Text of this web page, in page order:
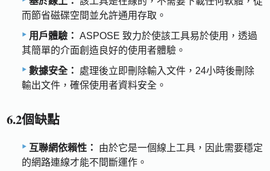
而節省磁碟空間並允許通用存取。
用戶體驗： ASPOSE 致力於使該工具易於使用，透過
其簡單的介面創造良好的使用者體驗。
數據安全：
處理後立即刪除輸入文件，24小時後刪除
輸出文件，確保使用者資料安全。
6.2個缺點
互聯網依賴性：
由於它是一個線上工具，因此需要穩定
的網路連線才能不間斷運作。